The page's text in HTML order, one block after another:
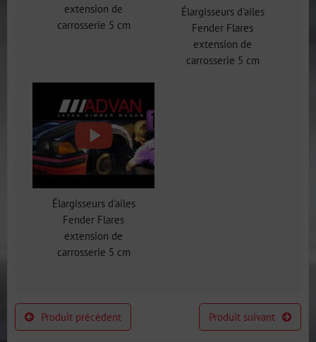
extension de
carrosserie 5 cm
Élargisseurs d'ailes
Fender Flares
extension de
carrosserie 5 cm
Élargisseurs d'ailes
Fender Flares
extension de
carrosserie 5 cm
Produit précédent Produit suivant